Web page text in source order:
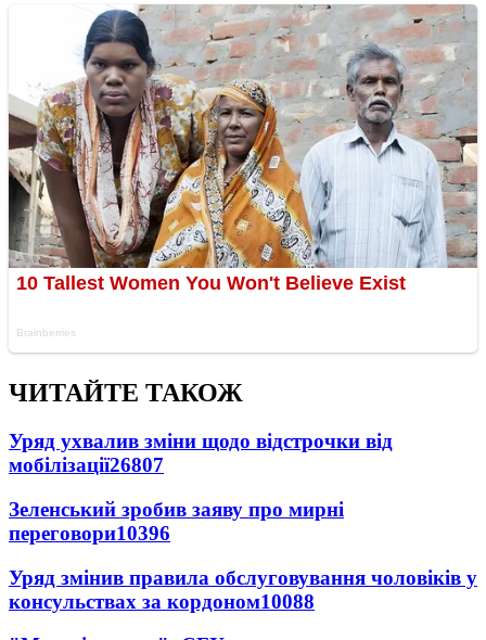
ЧИТАЙТЕ ТАКОЖ
Уряд ухвалив зміни щодо відстрочки від
мобілізації26807
Зеленський зробив заяву про мирні
переговори10396
Уряд змінив правила обслуговування чоловіків у
консульствах за кордоном10088